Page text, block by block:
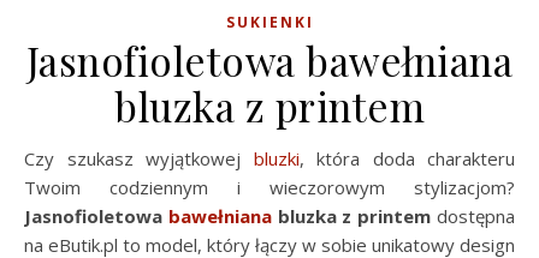
SUKIENKI
Jasnofioletowa bawełniana
bluzka z printem
Czy szukasz wyjątkowej bluzki, która doda charakteru
Twoim codziennym i wieczorowym stylizacjom?
Jasnofioletowa bawełnianabluzka z printem dostępna
na eButik.pl to model, który łączy w sobie unikatowy design